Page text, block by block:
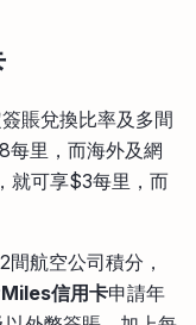
賬兌換比率及多間
每里，而海外及網
就可享$3每里，而
航空公司積分，
信用卡申請年